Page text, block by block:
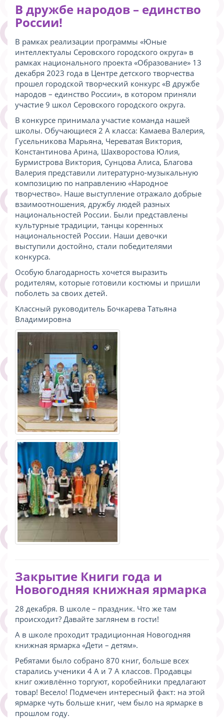
В дружбе народов – единство
России!
В рамках реализации программы «Юные
интеллектуалы Серовского городского округа» в
рамках национального проекта «Образование» 13
декабря 2023 года в Центре детского творчества
прошел городской творческий конкурс «В дружбе
народов – единство России», в котором приняли
участие 9 школ Серовского городского округа.
В конкурсе принимала участие команда нашей
школы. Обучающиеся 2 А класса: Камаева Валерия,
Гусельникова Марьяна, Череватая Виктория,
Константинова Арина, Шахворостова Юлия,
Бурмистрова Виктория, Сунцова Алиса, Благова
Валерия представили литературно-музыкальную
композицию по направлению «Народное
творчество». Наше выступление отражало добрые
взаимоотношения, дружбу людей разных
национальностей России. Были представлены
культурные традиции, танцы коренных
национальностей России. Наши девочки
выступили достойно, стали победителями
конкурса.
Особую благодарность хочется выразить
родителям, которые готовили костюмы и пришли
поболеть за своих детей.
Классный руководитель Бочкарева Татьяна
Владимировна
Закрытие Книги года и
Новогодняя книжная ярмарка
28 декабря. В школе – праздник. Что же там
происходит? Давайте заглянем в гости!
А в школе проходит традиционная Новогодняя
книжная ярмарка «Дети – детям».
Ребятами было собрано 870 книг, больше всех
старались ученики 4 А и 7 А классов. Продавцы
книг оживлённо торгуют, коробейники предлагают
товар! Весело! Подмечен интересный факт: на этой
ярмарке чуть больше книг, чем было на ярмарке в
прошлом году.